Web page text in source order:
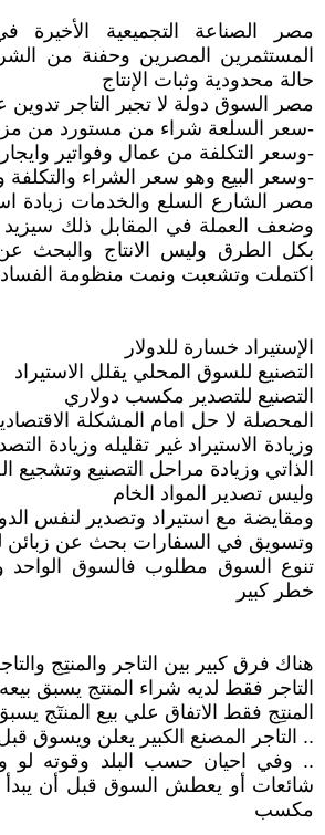
مصر الصناعة التجميعية
المستثمرين المصرين وحفنة من
حالة محدودية وثبات الإنتاج
مصر السوق دولة لا تجبر التاجر تدوين
-سعر السلعة شراء من مستورد من
-وسعر التكلفة من عمال وفواتير
-وسعر البيع وهو سعر الشراء
مصر الشارع السلع والخدمات زيادة
وضعف العملة في المقابل ذلك
بكل الطرق وليس الانتاج والبحث
اكتملت وتشعبت ونمت منظومة
الإستيراد خسارة للدولار
التصنيع للسوق المحلي يقلل الاستيراد
التصنيع للتصدير مكسب دولاري
المحصلة لا حل امام المشكلة
وزيادة الاستيراد غير تقليله وزيادة
الذاتي وزيادة مراحل التصنيع وتشجيع
وليس تصدير المواد الخام
ومقايضة مع استيراد وتصدير لنفس
وتسويق في السفارات بحث عن زبائن
تنوع السوق مطلوب فالسوق الواحد
خطر كبير
هناك فرق كبير بين التاجر والمنتِج
التاجر فقط لديه شراء المنتج يسبق بيعه
المنتِج فقط الاتفاق علي بيع المنتٓج
.. التاجر المصنع الكبير يعلن ويسوق
.. وفي احيان حسب البلد وقوته لو
شائعات أو يعطش السوق قبل أن يبدأ
مكسب